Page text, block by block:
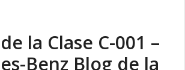
la Clase C-001 –
Benz Blog de la